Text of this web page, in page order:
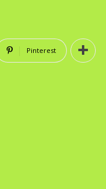
Pinterest